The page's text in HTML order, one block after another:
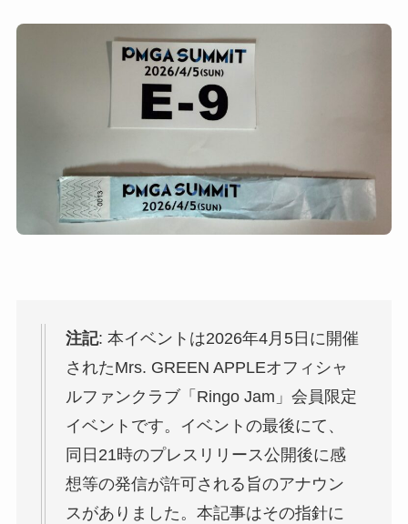
注記: 本イベントは2026年4月5日に開催
されたMrs. GREEN APPLEオフィシャ
ルファンクラブ「Ringo Jam」会員限定
イベントです。イベントの最後にて、
同日21時のプレスリリース公開後に感
想等の発信が許可される旨のアナウン
スがありました。本記事はその指針に